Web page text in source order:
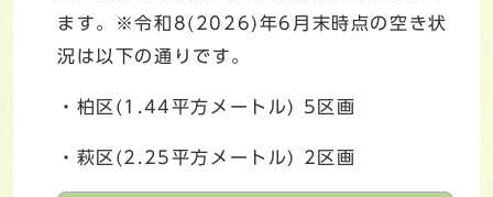
ます。※令和8(2026)年6月末時点の空き状
況は以下の通りです。
・柏区(1.44平方メートル) 5区画
・萩区(2.25平方メートル) 2区画